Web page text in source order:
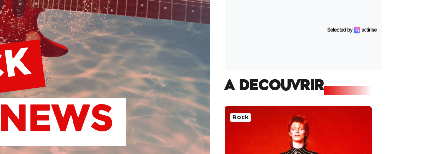
A DECOUVRIR
Rock